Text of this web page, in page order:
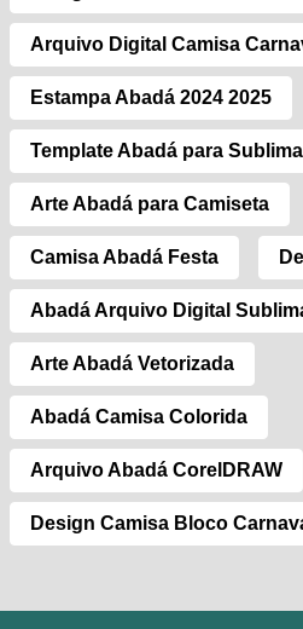
Arquivo Digital Camisa
Estampa Abadá 2024 2025
Template Abadá para
Arte Abadá para Camiseta
Camisa Abadá Festa
Abadá Arquivo Digital
Arte Abadá Vetorizada
Abadá Camisa Colorida
Arquivo Abadá CorelDRAW
Design Camisa Bloco